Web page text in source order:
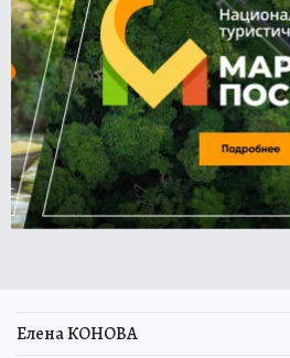
Елена КОНОВА